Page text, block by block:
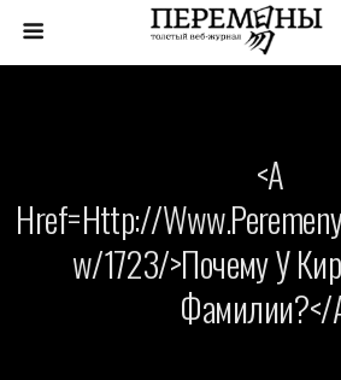
<a
Href=http://
W/1723/>Почему У
Фамилии?</